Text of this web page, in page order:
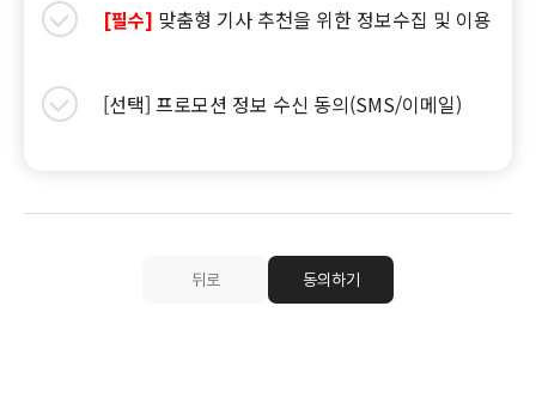
[필수] 맞춤형 기사 추천을 위한 정보수집 및 이용
[선택] 프로모션 정보 수신 동의(SMS/이메일)
뒤로